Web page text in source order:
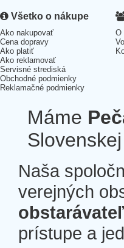
Všetko o nákupe
Ako nakupovať
Cena dopravy
Ako platiť
Ako reklamovať
Servisné strediská
Obchodné podmienky
Reklamačné podmienky
O
Máme
Naša
verejných
prístupe a